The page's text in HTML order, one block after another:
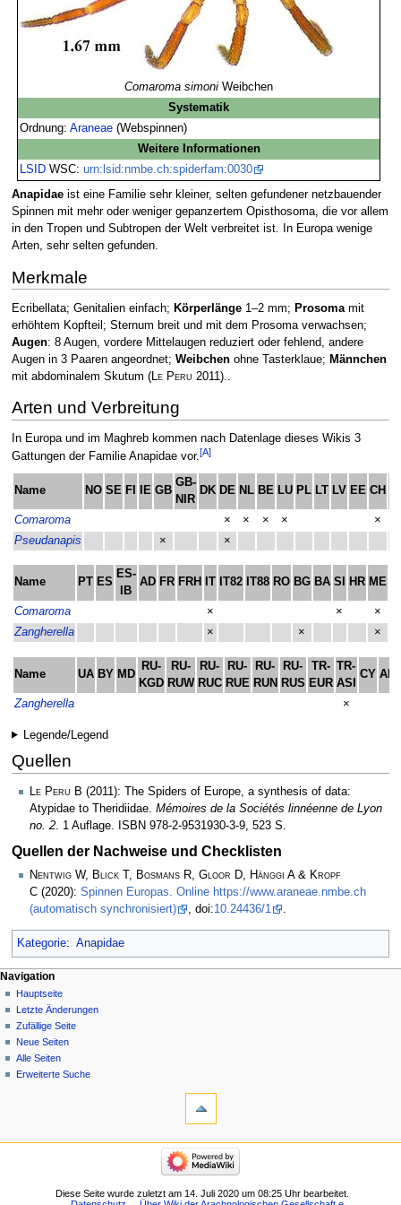
Comaroma simoni Weibchen
Systematik
Ordnung:Araneae (Webspinnen)
Weitere Informationen
LSID WSC:urn:lsid:nmbe.ch:spiderfam:0030
Anapidaeist eine Familie sehr kleiner, selten gefundener netzbauender
Spinnen mit mehr oder weniger gepanzertem Opisthosoma, die vor allem
in den Tropen und Subtropen der Welt verbreitet ist. In Europa wenige
Arten, sehr selten gefunden.
Merkmale
Ecribellata; Genitalien einfach; Körperlänge1–2 mm; Prosomamit
erhöhtem Kopfteil; Sternum breit und mit dem Prosoma verwachsen;
Augen: 8 Augen, vordere Mittelaugen reduziert oder fehlend, andere
Augen in 3 Paaren angeordnet; Weibchenohne Tasterklaue; Männchen
mit abdominalem Skutum (Le Peru 2011)..
Arten und Verbreitung
In Europa und im Maghreb kommen nach Datenlage dieses Wikis 3
Gattungen der Familie Anapidae vor.[A]
Name NO SE FI IE GB
GB-
NIR
DK DE NL BE LU PL LT LV EE CH
Comaroma × × × × ×
Pseudanapis
× ×
Name PT ES
ES-
IB
AD FR FRH IT IT82 IT88 RO BG BA SI HR ME
Comaroma × ×
×
Zangherella
× × ×
Name UA BY MD
RU-
KGD
RU-
RUW
RU-
RUC
RU-
RUE
RU-
RUN
RU-
RUS
TR-
EUR
TR-
ASI
CY AM
Zangherella ×
Legende/Legend
Quellen
Le Peru B (2011): The Spiders of Europe, a synthesis of data:
Atypidae to Theridiidae. Mémoires de la Sociétés linnéenne de Lyon
no. 2. 1 Auflage. ISBN 978-2-9531930-3-9, 523 S.
Quellen der Nachweise und Checklisten
Nentwig W, Blick T, Bosmans R, Gloor D, Hänggi A & Kropf
C (2020): Spinnen Europas. Online https://www.araneae.nmbe.ch
(automatisch synchronisiert)
, doi:10.24436/1 .
Kategorie: Anapidae
Navigation
Hauptseite
Letzte Änderungen
Zufällige Seite
Neue Seiten
Alle Seiten
Erweiterte Suche
Diese Seite wurde zuletzt am 14. Juli 2020 um 08:25 Uhr bearbeitet.